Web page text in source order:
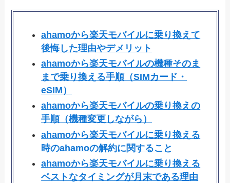
ahamoから楽天モバイルに乗り換えて
後悔した理由やデメリット
ahamoから楽天モバイルの機種そのま
まで乗り換える手順（SIMカード・
eSIM）
ahamoから楽天モバイルの乗り換えの
手順（機種変更しながら）
ahamoから楽天モバイルに乗り換える
時のahamoの解約に関すること
ahamoから楽天モバイルに乗り換える
ベストなタイミングが月末である理由